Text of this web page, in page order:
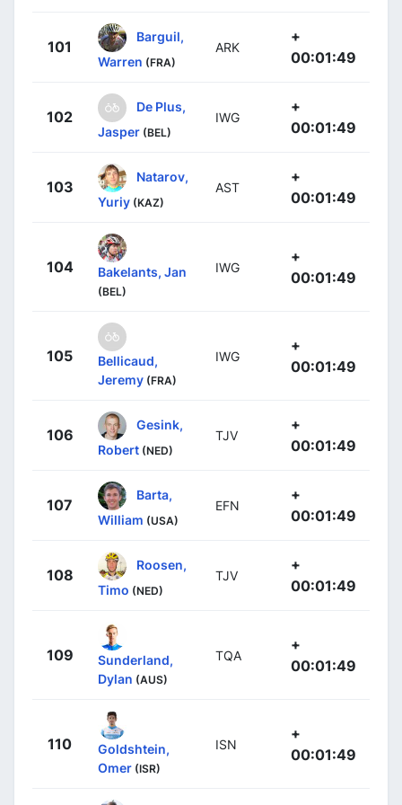
101
Barguil,
Warren (FRA)
ARK
+
00:01:49
102
De Plus,
Jasper (BEL)
IWG
+
00:01:49
103
Natarov,
Yuriy (KAZ)
AST
+
00:01:49
104 Bakelants, Jan
(BEL)
IWG
+
00:01:49
105
Bellicaud,
Jeremy (FRA)
IWG
+
00:01:49
106
Gesink,
Robert (NED)
TJV
+
00:01:49
107
Barta,
William (USA)
EFN
+
00:01:49
108
Roosen,
Timo (NED)
TJV
+
00:01:49
109
Sunderland,
Dylan (AUS)
TQA
+
00:01:49
110
Goldshtein,
Omer (ISR)
ISN
+
00:01:49